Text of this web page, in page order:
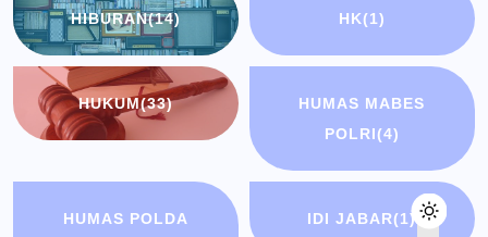
HIBURAN(14) HK(1)
HUKUM(33)
HUMAS MABES
POLRI(4)
HUMAS POLDA
IDI JABAR(1)